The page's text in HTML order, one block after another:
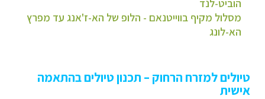
מסלול מקיף בווייטנאם - הלופ של הא-ז'אנג עד מפרץ
הא-לונג
טיולים למזרח הרחוק – תכנון טיולים בהתאמה
אישית